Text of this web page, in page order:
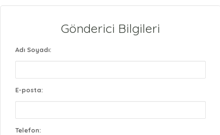
Gönderici Bilgileri
Adı Soyadı:
E-posta:
Telefon: